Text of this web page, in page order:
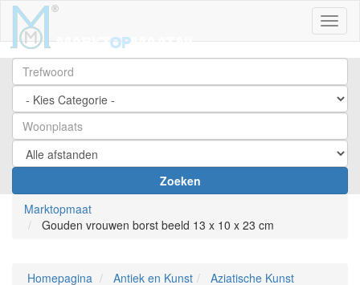
Zoeken
Marktopmaat
Gouden vrouwen borst beeld 13 x 10 x 23 cm
Homepagina Antiek en Kunst
Aziatische Kunst